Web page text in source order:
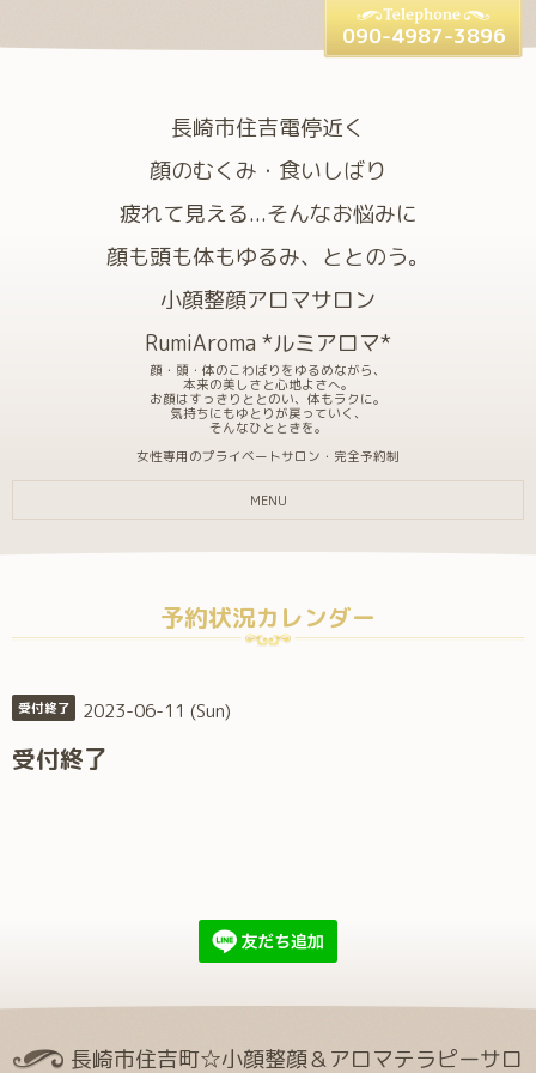
長崎市住吉電停近く
顔のむくみ・食いしばり
疲れて見える...そんなお悩みに
顔も頭も体もゆるみ、ととのう。
小顔整顔アロマサロン
RumiAroma *ルミアロマ*
顔・頭・体のこわばりをゆるめながら、
本来の美しさと心地よさへ。
お顔はすっきりととのい、体もラクに。
気持ちにもゆとりが戻っていく、
そんなひとときを。
女性専用のプライベートサロン・完全予約制
090-4987-3896
MENU
予約状況カレンダー
受付終了 2023-06-11 (Sun)
受付終了
長崎市住吉町☆小顔整顔＆アロマテラピーサロ